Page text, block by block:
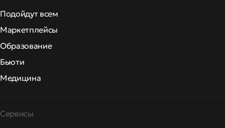
Подойдут всем
Маркетплейсы
Образование
Бьюти
Медицина
Сервисы